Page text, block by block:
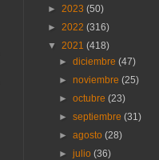
► 2023 (50)
► 2022 (316)
▼ 2021 (418)
►diciembre(47)
►noviembre(25)
►octubre(23)
►septiembre(31)
►agosto(28)
►julio(36)